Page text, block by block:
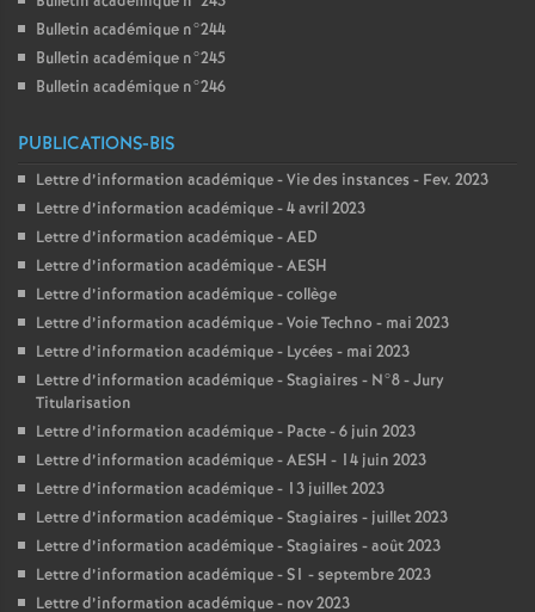
Bulletin académique n°244
Bulletin académique n°245
Bulletin académique n°246
PUBLICATIONS-BIS
Lettre d’information académique - Vie des instances - Fev. 2023
Lettre d’information académique - 4 avril 2023
Lettre d’information académique - AED
Lettre d’information académique - AESH
Lettre d’information académique - collège
Lettre d’information académique - Voie Techno - mai 2023
Lettre d’information académique - Lycées - mai 2023
Lettre d’information académique - Stagiaires - N°8 - Jury
Titularisation
Lettre d’information académique - Pacte - 6 juin 2023
Lettre d’information académique - AESH - 14 juin 2023
Lettre d’information académique - 13 juillet 2023
Lettre d’information académique - Stagiaires - juillet 2023
Lettre d’information académique - Stagiaires - août 2023
Lettre d’information académique - S1 - septembre 2023
Lettre d’information académique - nov 2023